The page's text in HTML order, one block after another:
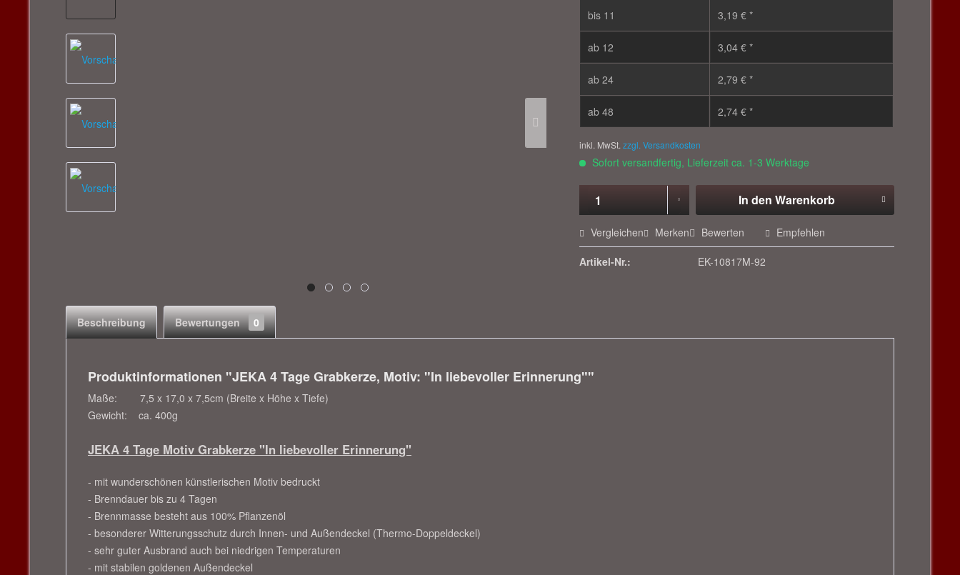
bis 11 3,19 € *
ab 12 3,04 € *
ab24 2,79 € *
ab48 2,74 € *
inkl. MwSt.zzgl. Versandkosten
Sofort versandfertig, Lieferzeit ca. 1-3 Werktage
In den Warenkorb
Vergleichen Merken Bewerten Empfehlen
Artikel-Nr.: EK-10817M-92
Beschreibung Bewertungen 0
Produktinformationen "JEKA 4 Tage Grabkerze, Motiv: "In liebevoller Erinnerung""
Maße: 7,5 x 17,0 x 7,5cm (Breite x Höhe x Tiefe)
Gewicht: ca. 400g
JEKA 4 Tage Motiv Grabkerze "In liebevoller Erinnerung"
- mit wunderschönen künstlerischen Motiv bedruckt
- Brenndauer bis zu 4 Tagen
- Brennmasse besteht aus 100% Pflanzenöl
- besonderer Witterungsschutz durch Innen- und Außendeckel (Thermo-Doppeldeckel)
- sehr guter Ausbrand auch bei niedrigen Temperaturen
- mit stabilen goldenen Außendeckel